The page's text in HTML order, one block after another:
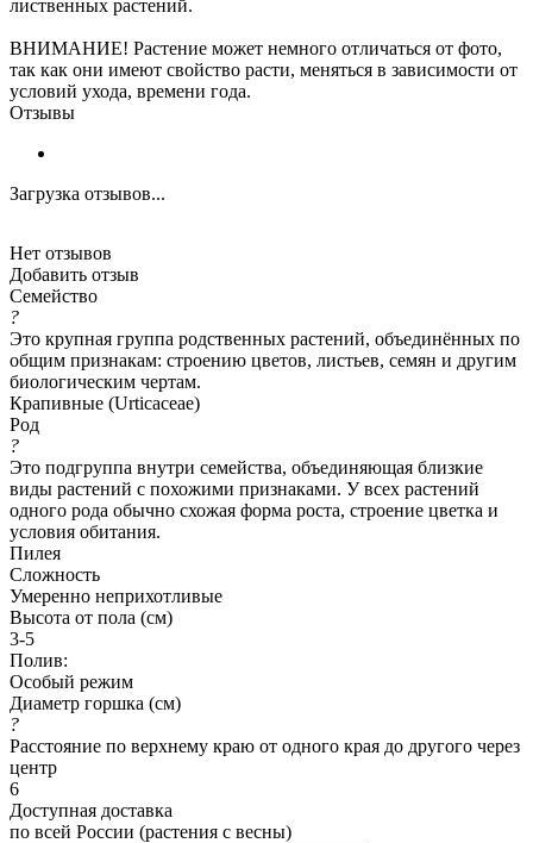
лиственных растений.
ВНИМАНИЕ! Растение может немного отличаться от фото,
так как они имеют свойство расти, меняться в зависимости от
условий ухода, времени года.
Отзывы
Загрузка отзывов...
Нет отзывов
Добавить отзыв
Семейство
?
Это крупная группа родственных растений, объединённых по
общим признакам: строению цветов, листьев, семян и другим
биологическим чертам.
Крапивные (Urticaceae)
Род
?
Это подгруппа внутри семейства, объединяющая близкие
виды растений с похожими признаками. У всех растений
одного рода обычно схожая форма роста, строение цветка и
условия обитания.
Пилея
Сложность
Умеренно неприхотливые
Высота от пола (см)
3-5
Полив:
Особый режим
Диаметр горшка (см)
?
Расстояние по верхнему краю от одного края до другого через
центр
6
Доступная доставка
по всей России (растения с весны)